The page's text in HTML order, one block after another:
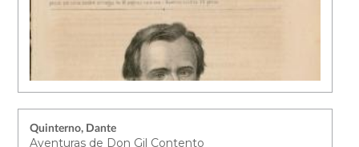
Quinterno, Dante
Aventuras de Don Gil Contento